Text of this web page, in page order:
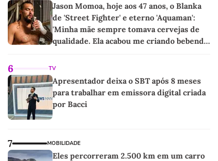
Jason Momoa, hoje aos 47 anos, o Blanka
de 'Street Fighter' e eterno 'Aquaman':
'Minha mãe sempre tomava cervejas de
qualidade. Ela acabou me criando bebendo
6 TV
Apresentador deixa o SBT após 8 meses
para trabalhar em emissora digital criada
por Bacci
7 MOBILIDADE
Eles percorreram 2.500 km em um carro